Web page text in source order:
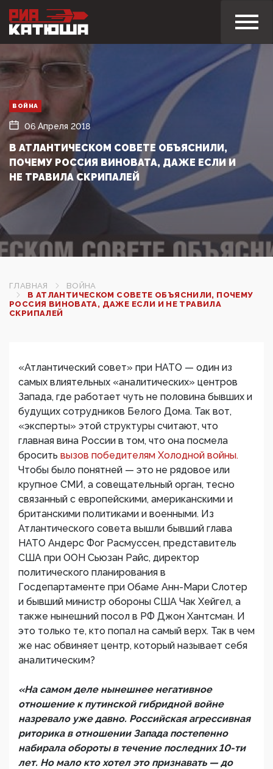
ВОЙНА
06 Апреля 2018
В АТЛАНТИЧЕСКОМ СОВЕТЕ ОБЪЯСНИЛИ,
ПОЧЕМУ РОССИЯ ВИНОВАТА, ДАЖЕ ЕСЛИ И
НЕ ТРАВИЛА СКРИПАЛЕЙ
ГЛАВНАЯ
ВОЙНА
В АТЛАНТИЧЕСКОМ СОВЕТЕ ОБЪЯСНИЛИ, ПОЧЕМУ
РОССИЯ ВИНОВАТА, ДАЖЕ ЕСЛИ И НЕ ТРАВИЛА
СКРИПАЛЕЙ
«Атлантический совет» при НАТО — один из
самых влиятельных «аналитических» центров
Запада, где работает чуть не половина бывших и
будущих сотрудников Белого Дома. Так вот,
«эксперты» этой структуры считают, что
главная вина России в том, что она посмела
бросить вызов победителям Холодной войны.
Чтобы было понятней — это не рядовое или
крупное СМИ, а совещательный орган, тесно
связанный с европейскими, американскими и
британскими политиками и военными. Из
Атлантического совета вышли бывший глава
НАТО Андерс Фог Расмуссен, представитель
США при ООН Сьюзан Райс, директор
политического планирования в
Госдепартаменте при Обаме Анн-Мари Слотер
и бывший министр обороны США Чак Хейгел, а
также нынешний посол в РФ Джон Хантсман. И
это только те, кто попал на самый верх. Так в чем
же нас обвиняет центр, который называет себя
аналитическим?
«На самом деле нынешнее негативное
отношение к путинской гибридной войне
назревало уже давно. Российская агрессивная
риторика в отношении Запада постепенно
набирала обороты в течение последних 10-ти
лет. Но мало кто хотел это признавать — до